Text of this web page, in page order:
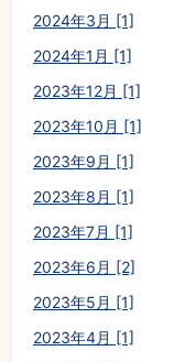
2024年3月 [1]
2024年1月 [1]
2023年12月 [1]
2023年10月 [1]
2023年9月 [1]
2023年8月 [1]
2023年7月 [1]
2023年6月 [2]
2023年5月 [1]
2023年4月 [1]